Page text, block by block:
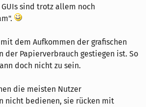
sind trotz allem noch
dem Aufkommen der grafischen
der Papierverbrauch gestiegen ist. So
doch nicht zu sein.
die meisten Nutzer
nicht bedienen, sie rücken mit